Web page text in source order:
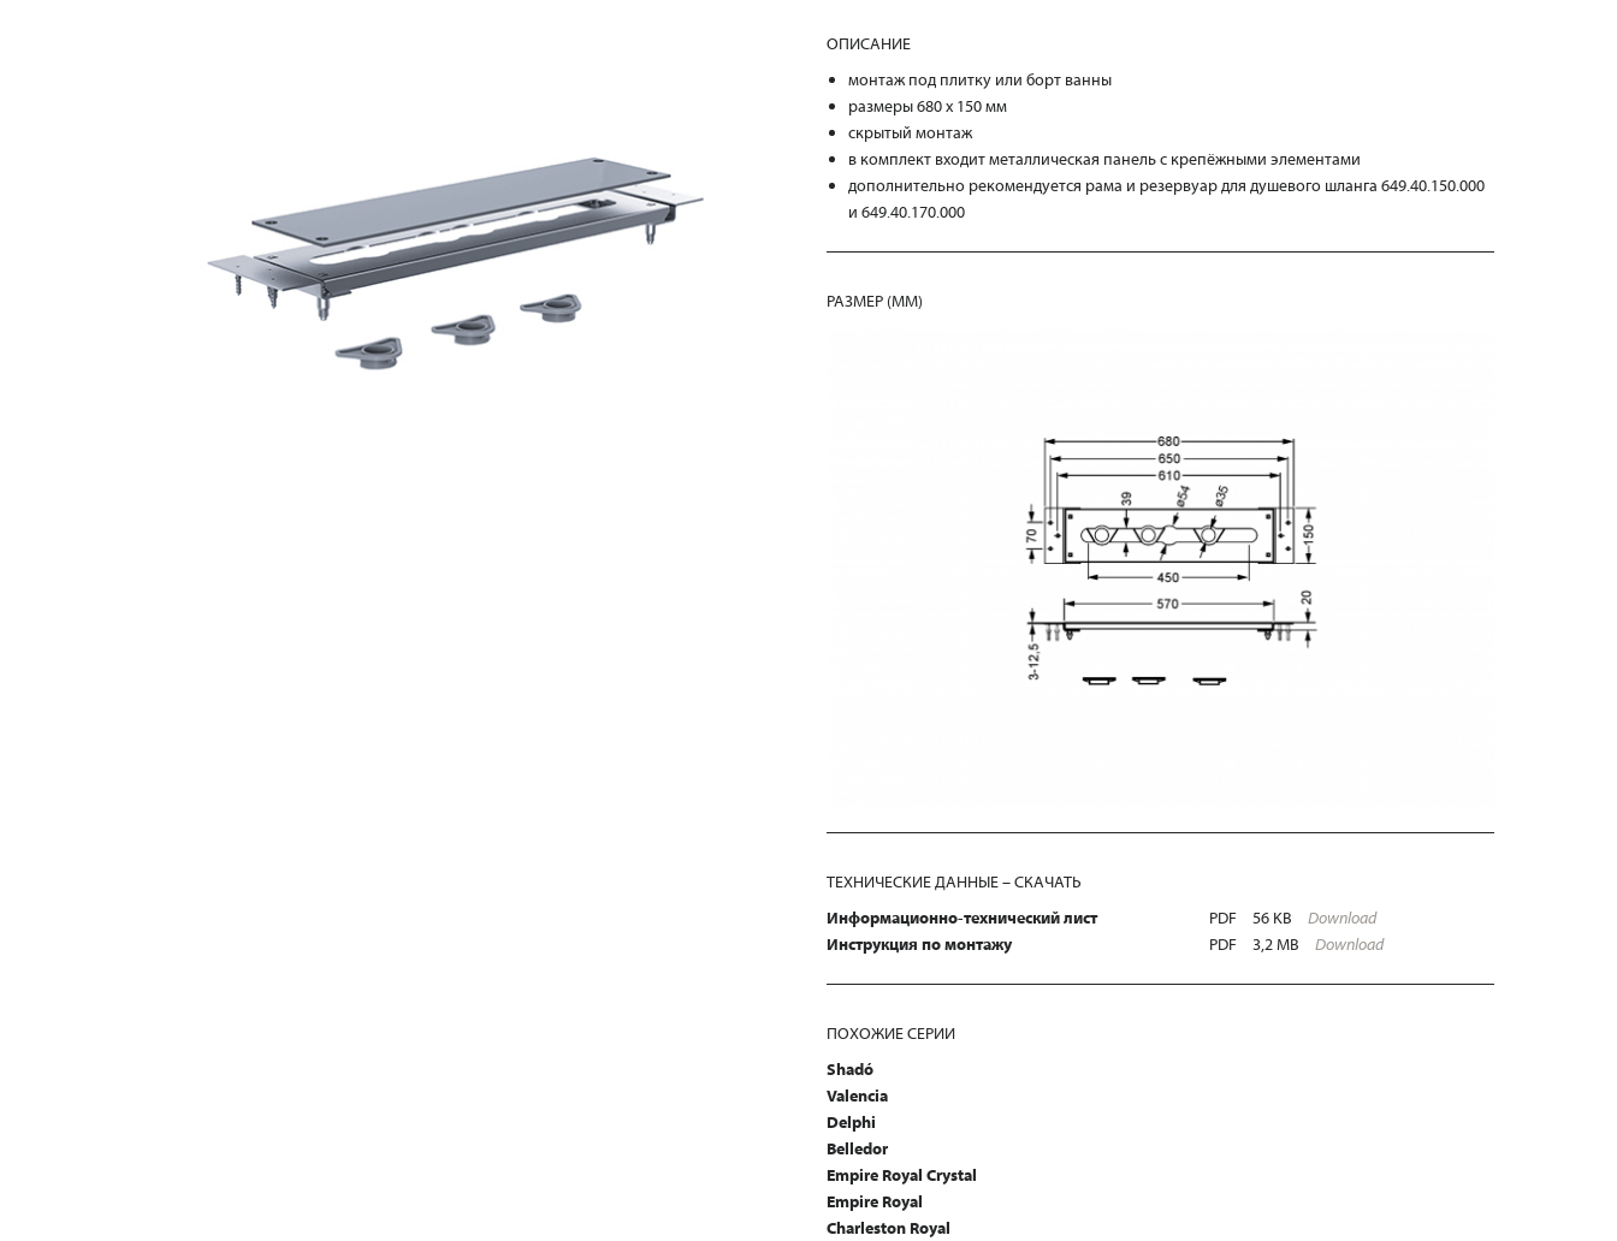
ОПИСАНИЕ
монтаж под плитку или борт ванны
размеры 680 x 150 мм
скрытый монтаж
в комплект входит металлическая панель с крепёжными элементами
дополнительно рекомендуется рама и резервуар для душевого шланга 649.40.150.000
и 649.40.170.000
РАЗМЕР (MM)
ТЕХНИЧЕСКИЕ ДАННЫЕ – СКАЧАТЬ
Информационно-технический лист
PDF 56 KB
Download
Инструкция по монтажу
PDF 3,2 MB Download
ПОХОЖИЕ СЕРИИ
Shadó
Valencia
Delphi
Belledor
Empire Royal Crystal
Empire Royal
Charleston Royal